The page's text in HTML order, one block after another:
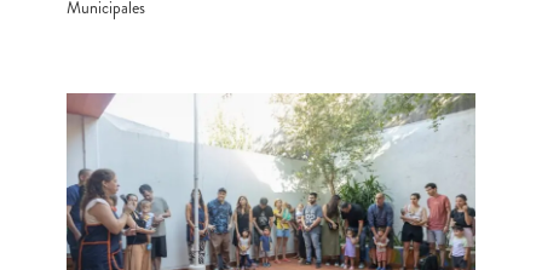
Municipales